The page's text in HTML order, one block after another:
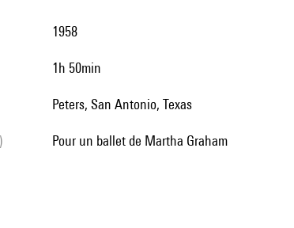
1958
1h 50min
Peters, San Antonio, Texas
pour un ballet de Martha Graham